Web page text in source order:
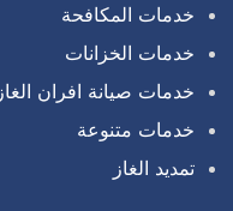
خدمات المكافحة
خدمات الخزانات
خدمات صيانة افران الغاز
خدمات متنوعة
تمديد الغاز